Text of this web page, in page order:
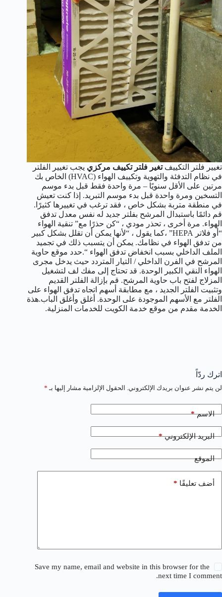
تغيير فلتر التكييفتغير فلتر تكييف مركزي يجب تغيير الفلتر
في نظام التدفئة والتهوية وتكييف الهواء (HVAC) الخاص بك
مرتين على الأقل سنويًا – مرة واحدة فقط قبل بدء موسم
التسخين ومرة واحدة قبل بدء موسم التبريد. إذا كنت تعيش
في منطقة متربة بشكل خاص ، فقد ترغب في تغييرها كثيرًا.
قم دائمًا باستبدال المرشح بفلتر جديد له نفس معدل تدفق
الهواء. مرة أخرى ، تحذر مودي ، “كن حذرًا مع” تنقية الهواء
“أو فلاتر HEPA” ،كما يقول ، “لأنها يمكن أن تقلل بشكل كبير
من تدفق الهواء في نظامك. يمكن أن يتسبب ذلك في تجميد
الملف الداخلي بسبب انخفاض تدفق الهواء “.حدد موقع حاوية
المرشح في الفرن الداخلي / التيار المتردد حيث يدخل مجرى
الهواء النقي الكبير الوحدة. قد تحتاج إلى مفك لف لتشغيل
المزلاج لفتح باب حاوية المرشح. قم بإزالة الفلتر القديم
وتثبيت الفلتر الجديد ، مع مطابقة أسهم اتجاه تدفق الهواء على
الفلتر مع الأسهم الموجودة على الوحدة. أغلق وأغلق الباب.هذة
الخدمة مقدم من موقع خدمة الكويت للخدمات المنزلية.
اترك ردّاً
لن يتم نشر عنوان بريدك الإلكتروني. الحقول الإلزامية مشار إليها بـ *
الاسم*
البريد الإلكتروني*
الموقع
أضف تعليقًا *
Save my name, email and website in this browser for the
next time I comment.